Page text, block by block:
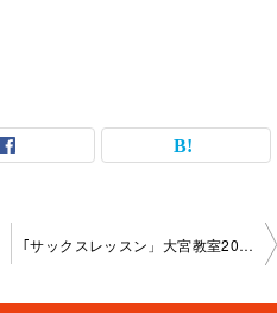
｢サックスレッスン」大宮教室2025-03-30-­no0018-­1055